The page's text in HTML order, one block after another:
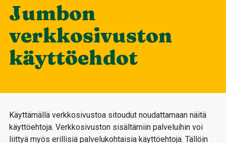
Jumbon
verkkosivuston
käyttöehdot
Käyttämällä verkkosivustoa sitoudut noudattamaan näitä
käyttöehtoja. Verkkosivuston sisältämiin palveluihin voi
liittyä myös erillisiä palvelukohtaisia käyttöehtoja. Tällöin